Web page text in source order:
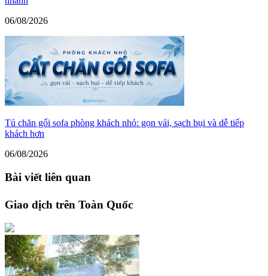
06/08/2026
Tủ chăn gối sofa phòng khách nhỏ: gọn vải, sạch bụi và dễ tiếp
khách hơn
06/08/2026
Bài viết liên quan
Giao dịch trên Toàn Quốc